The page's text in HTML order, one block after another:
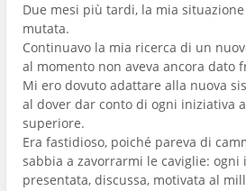
Due mesi più tardi, la mia
mutata.
Continuavo la mia ricerca di un
al momento non aveva ancora dato
Mi ero dovuto adattare alla nuova
al dover dar conto di ogni iniziativa
superiore.
Era fastidioso, poiché pareva di
sabbia a zavorrarmi le caviglie: ogni
presentata, discussa, motivata al